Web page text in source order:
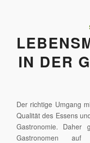
IN DER
Der richtige Umgang
Qualität des Essens
Gastronomie.
Gastronomen